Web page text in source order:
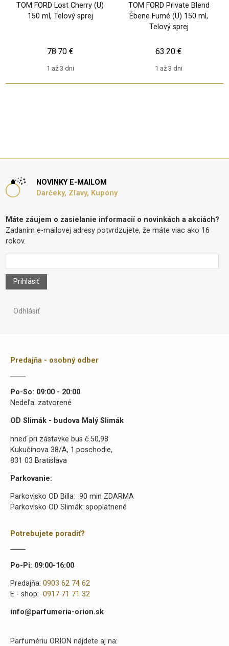
TOM FORD Lost Cherry (U)
150 ml, Telový sprej
1 až 3 dni
78.70 €
TOM FORD Private Blend
Ébene Fumé (U) 150 ml,
Telový sprej
1 až 3 dni
63.20 €
NOVINKY E-MAILOM
Darčeky, Zľavy, Kupóny
Máte záujem o zasielanie informacií o novinkách a akciách?
Zadaním e-mailovej adresy potvrdzujete, že máte viac ako 16
rokov.
Prihlásiť
Odhlásiť
Predajňa - osobný odber
Po-So: 09:00 - 20:00
Nedeľa: zatvorené
OD Slimák - budova Malý Slimák
hneď pri zástavke bus č.50,98
Kukučínova 38/A, 1.poschodie,
831 03 Bratislava
Parkovanie:
Parkovisko OD Billa: 90 min ZDARMA
Parkovisko OD Slimák: spoplatnené
Potrebujete poradiť?
Po-Pi: 09:00-16:00
Predajňa: 0903 62 74 62
E - shop: 0917 71 71 32
info@parfumeria-orion.sk
Parfumériu ORION nájdete aj na: